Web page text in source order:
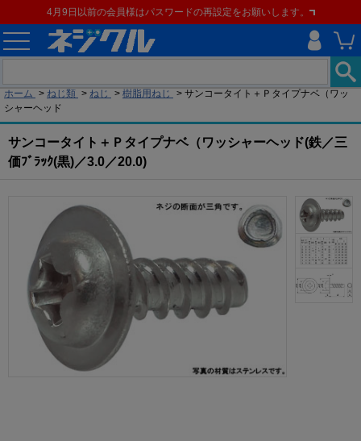
4月9日以前の会員様はパスワードの再設定をお願いします。
ホーム > ねじ類 > ねじ > 樹脂用ねじ > サンコータイト＋Ｐタイプナベ（ワッ
シャーヘッド
サンコータイト＋Ｐタイプナベ（ワッシャーヘッド(鉄／三
価ﾌﾞﾗｯｸ(黒)／3.0／20.0)